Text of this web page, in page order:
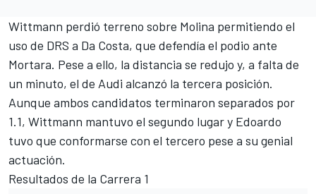
Wittmann perdió terreno sobre Molina permitiendo el
uso de DRS a Da Costa, que defendía el podio ante
Mortara. Pese a ello, la distancia se redujo y, a falta de
un minuto, el de Audi alcanzó la tercera posición.
Aunque ambos candidatos terminaron separados por
1.1, Wittmann mantuvo el segundo lugar y Edoardo
tuvo que conformarse con el tercero pese a su genial
actuación.
Resultados de la Carrera 1